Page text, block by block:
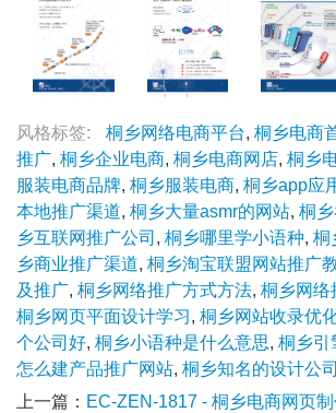
风格标签: 桐乡网络电商平台, 桐乡电商
推广, 桐乡企业电商, 桐乡电商网店, 桐乡
服装电商品牌, 桐乡服装电商, 桐乡app应
本地推广渠道, 桐乡大量asmr的网站, 桐
乡互联网推广公司 , 桐乡哪里学小语种, 桐
乡商业推广渠道, 桐乡淘宝联盟网站推广
及推广, 桐乡网络推广方式方法, 桐乡网络
桐乡网页平面设计学习, 桐乡网站收录优
个公司好, 桐乡小语种是什么意思, 桐乡引
怎么建产品推广网站, 桐乡知名的设计公司
上一篇： EC-ZEN-1817 - 桐乡电商网页